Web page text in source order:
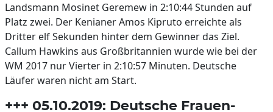
Landsmann Mosinet Geremew in 2:10:44 Stunden auf
Platz zwei. Der Kenianer Amos Kipruto erreichte als
Dritter elf Sekunden hinter dem Gewinner das Ziel.
Callum Hawkins aus Großbritannien wurde wie bei der
WM 2017 nur Vierter in 2:10:57 Minuten. Deutsche
Läufer waren nicht am Start.
+++ 05.10.2019: Deutsche Frauen-